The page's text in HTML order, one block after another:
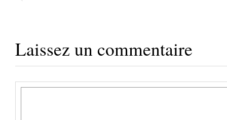
Laissez un commentaire